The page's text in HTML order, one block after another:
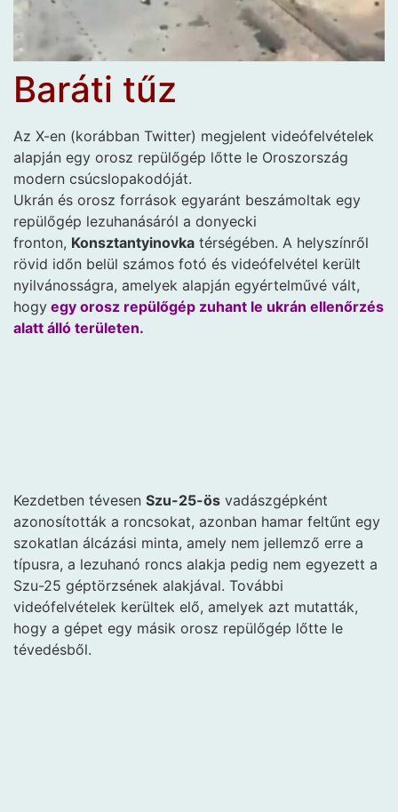
Baráti tűz
Az X-en (korábban Twitter) megjelent videófelvételek
alapján egy orosz repülőgép lőtte le Oroszország
modern csúcslopakodóját.
Ukrán és orosz források egyaránt beszámoltak egy
repülőgép lezuhanásáról a donyecki
fronton, Konsztantyinovka térségében. A helyszínről
rövid időn belül számos fotó és videófelvétel került
nyilvánosságra, amelyek alapján egyértelművé vált,
hogy egy orosz repülőgép zuhant le ukrán ellenőrzés
alatt álló területen.
Kezdetben tévesen Szu-25-ös vadászgépként
azonosították a roncsokat, azonban hamar feltűnt egy
szokatlan álcázási minta, amely nem jellemző erre a
típusra, a lezuhanó roncs alakja pedig nem egyezett a
Szu-25 géptörzsének alakjával. További
videófelvételek kerültek elő, amelyek azt mutatták,
hogy a gépet egy másik orosz repülőgép lőtte le
tévedésből.